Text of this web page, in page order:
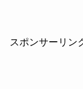
スポンサーリン